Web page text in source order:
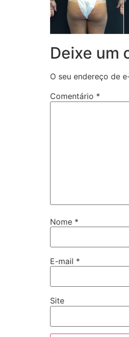
Deixe um
O seu endereço de
Comentário *
Nome *
E-mail *
Site